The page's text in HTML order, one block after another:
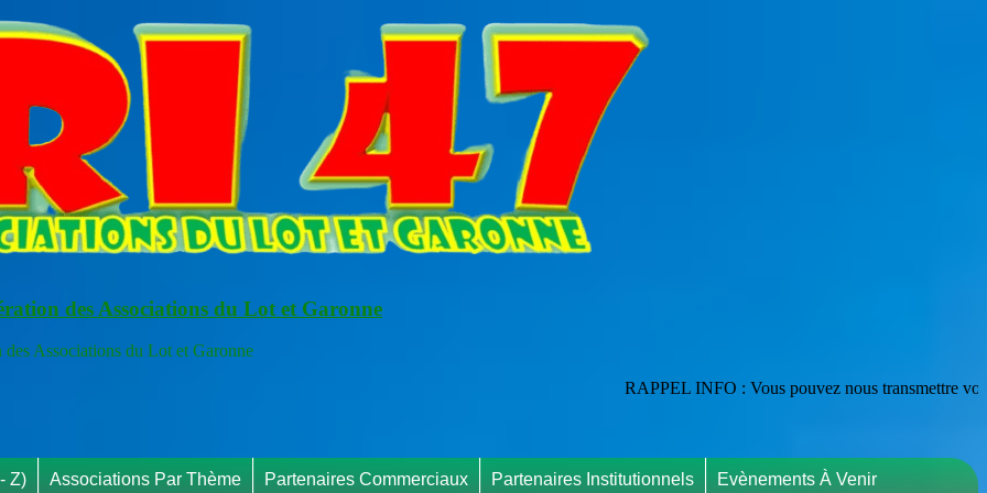
des Associations du Lot et Garonne
Associations du Lot et Garonne
RAPPEL INFO : Vous pouvez nous transmettre vos publications en
Z) Associations Par Thème Partenaires Commerciaux Partenaires Institutionnels Evènements À Venir